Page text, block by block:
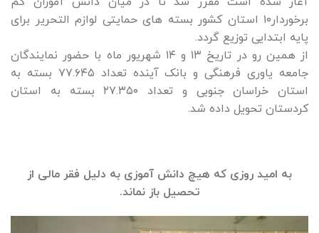
برخوردار۱۰ استان کشور بسته های حمایتی لوازم التحریر برای
پایه ابتدایی توزیع گردد.
از همین رو در تاریخ ۱۳ و ۱۴ شهریور ماه با حضور نمایندگان
جامعه یاوری فرهنگی و بانک آینده تعداد ۷۷.۶۴۵ بسته به
استان خراسان جنوبی و تعداد ۲۷.۳۵۰ بسته به استان
کردستان تحویل داده شد.
به امید روزی که هیچ دانش آموزی به دلیل فقر مالی از
تحصیل باز نماند.